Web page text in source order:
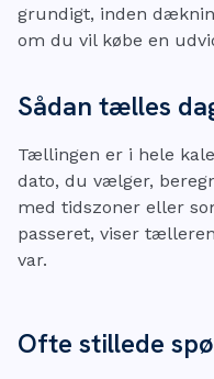
grundigt, inden
om du vil købe en
Sådan tælles
Tællingen er i hele
dato, du vælger,
med tidszoner eller
passeret, viser
var.
Ofte stillede